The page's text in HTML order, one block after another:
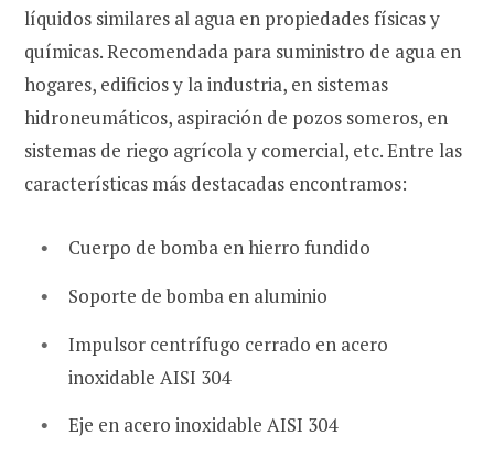
líquidos similares al agua en propiedades físicas y
químicas. Recomendada para suministro de agua en
hogares, edificios y la industria, en sistemas
hidroneumáticos, aspiración de pozos someros, en
sistemas de riego agrícola y comercial, etc. Entre las
características más destacadas encontramos:
Cuerpo de bomba en hierro fundido
Soporte de bomba en aluminio
Impulsor centrífugo cerrado en acero
inoxidable AISI 304
Eje en acero inoxidable AISI 304